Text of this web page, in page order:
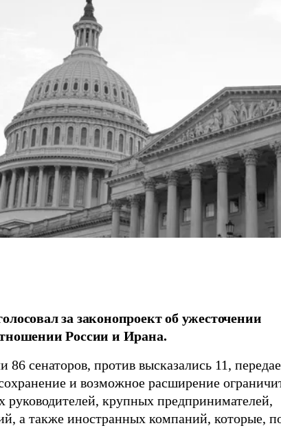
за законопроект об ужесточении
России и Ирана.
86 сенаторов, против высказались 11,
и возможное расширение
крупных предпринимателей,
а также иностранных компаний, которые,